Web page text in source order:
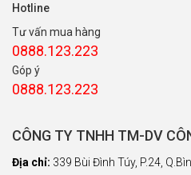
Hotline
Tư vấn mua hàng
0888.123.223
Góp ý
0888.123.223
CÔNG TY TNHH TM-DV
Địa chỉ: 339 Bùi Đình Túy, P.24,